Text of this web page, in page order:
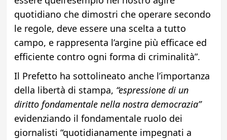
quotidiano che dimostri che operare secondo
le regole, deve essere una scelta a tutto
campo, e rappresenta l’argine più efficace ed
efficiente contro ogni forma di criminalità”.
Il Prefetto ha sottolineato anche l’importanza
della libertà di stampa, “espressione di un
diritto fondamentale nella nostra democrazia”
evidenziando il fondamentale ruolo dei
giornalisti “quotidianamente impegnati a